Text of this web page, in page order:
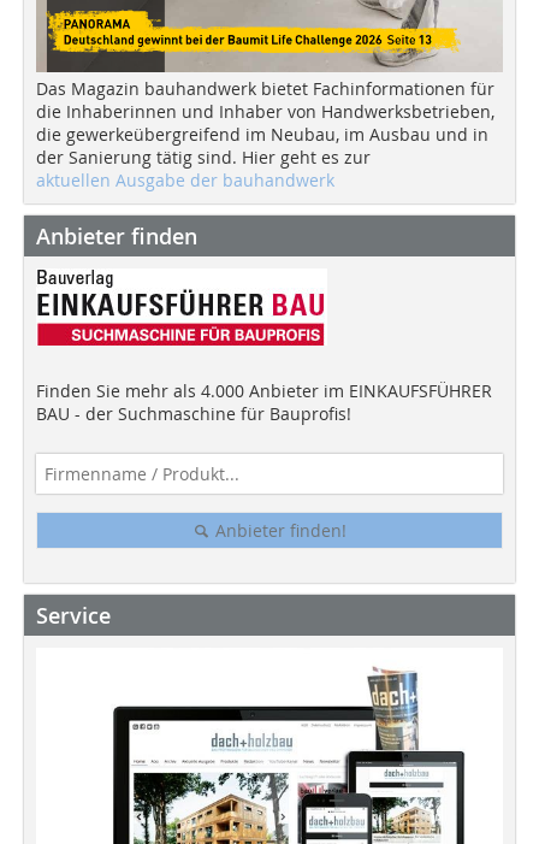
Das Magazin bauhandwerk bietet Fachinformationen für
die Inhaberinnen und Inhaber von Handwerksbetrieben,
die gewerkeübergreifend im Neubau, im Ausbau und in
der Sanierung tätig sind. Hier geht es zur
aktuellen Ausgabe der bauhandwerk
Anbieter finden
Finden Sie mehr als 4.000 Anbieter im EINKAUFSFÜHRER
BAU - der Suchmaschine für Bauprofis!
Anbieter finden!
Service